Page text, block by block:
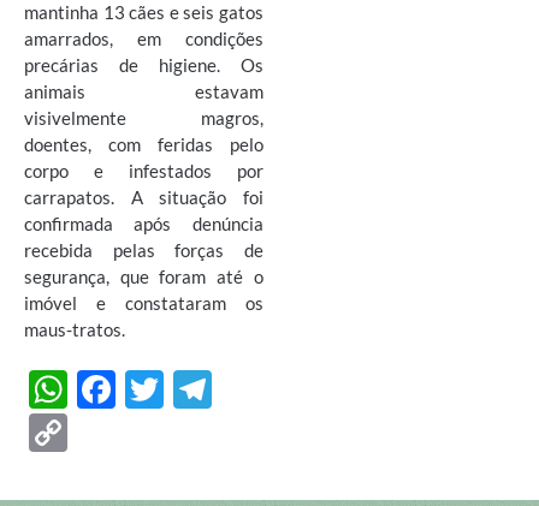
mantinha 13 cães e seis gatos
amarrados, em condições
precárias de higiene. Os
animais estavam
visivelmente magros,
doentes, com feridas pelo
corpo e infestados por
carrapatos. A situação foi
confirmada após denúncia
recebida pelas forças de
segurança, que foram até o
imóvel e constataram os
maus-tratos.
W F
T